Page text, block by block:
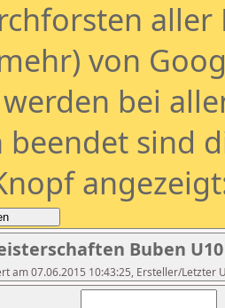
aller
von
bei
beendet sind
Buben U10
am 07.06.2015 10:43:25, Ersteller/Letzter